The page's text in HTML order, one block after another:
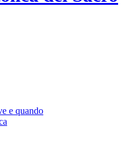
e quando